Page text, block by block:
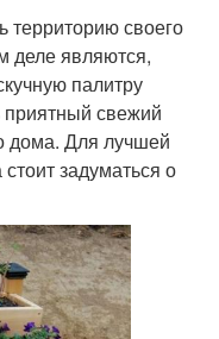
территорию своего
деле являются,
палитру
приятный свежий
дома. Для лучшей
задуматься о